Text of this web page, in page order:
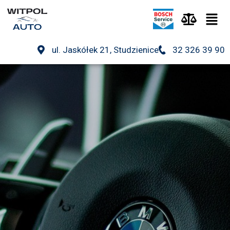
ul. Jaskółek 21, Studzienice 32 326 39 90